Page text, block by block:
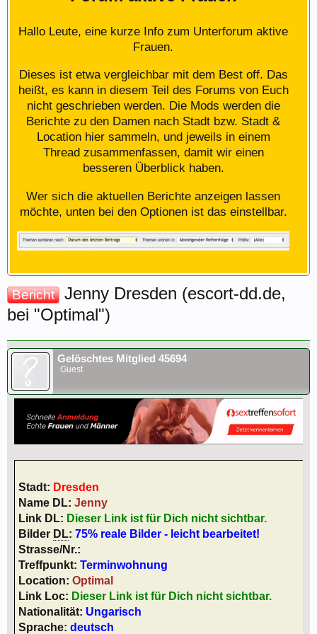
Hallo Leute, eine kurze Info zum Unterforum aktive
Frauen.
Dieses ist etwa vergleichbar mit dem Best off. Das
heißt, es kann in diesem Teil des Forums von Euch
nicht geschrieben werden. Die Mods werden die
Berichte zu den Damen nach Stadt bzw. Stadt &
Location hier sammeln, und jeweils in einem
Thread zusammenfassen, damit wir einen
besseren Überblick haben.
Wer sich die aktuellen Berichte anzeigen lassen
möchte, unten bei den Optionen ist das einstellbar.
Bericht
Jenny Dresden (escort-dd.de,
bei "Optimal")
Gelöschtes Mitglied 45694
Guest
Stadt: Dresden
Name DL: Jenny
Link DL: Dieser Link ist für Dich nicht sichtbar.
Bilder DL: 75% reale Bilder - leicht bearbeitet!
Strasse/Nr.:
Treffpunkt: Terminwohnung
Location: Optimal
Link Loc: Dieser Link ist für Dich nicht sichtbar.
Nationalität: Ungarisch
Sprache: deutsch